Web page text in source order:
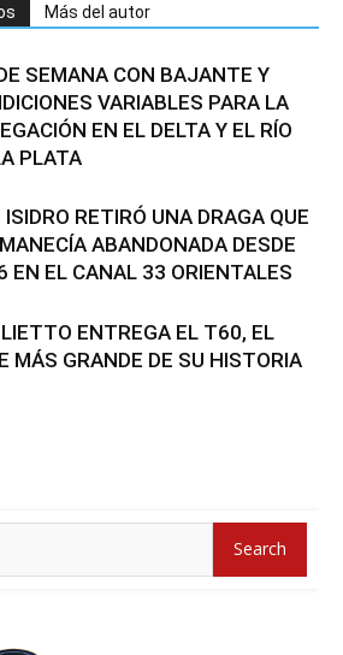
Más del autor
SEMANA CON BAJANTE Y
VARIABLES PARA LA
EN EL DELTA Y EL RÍO
PLATA
ISIDRO RETIRÓ UNA DRAGA QUE
ABANDONADA DESDE
EN EL CANAL 33 ORIENTALES
ENTREGA EL T60, EL
MÁS GRANDE DE SU HISTORIA
Search